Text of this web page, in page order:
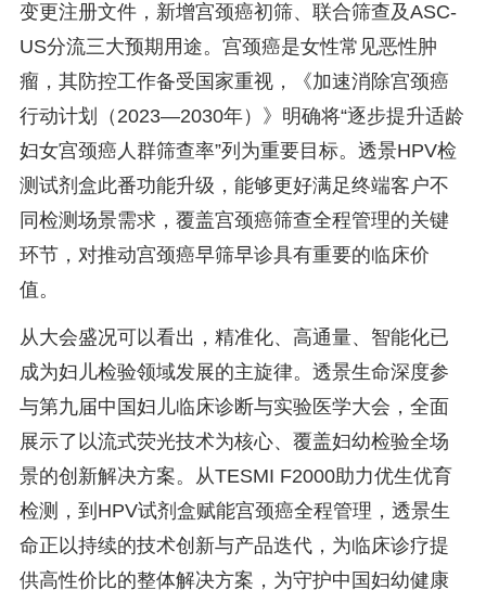
变更注册文件，新增宫颈癌初筛、联合筛查及ASC-
US分流三大预期用途。宫颈癌是女性常见恶性肿
瘤，其防控工作备受国家重视，《加速消除宫颈癌
行动计划（2023—2030年）》明确将“逐步提升适龄
妇女宫颈癌人群筛查率”列为重要目标。透景HPV检
测试剂盒此番功能升级，能够更好满足终端客户不
同检测场景需求，覆盖宫颈癌筛查全程管理的关键
环节，对推动宫颈癌早筛早诊具有重要的临床价
值。
从大会盛况可以看出，精准化、高通量、智能化已
成为妇儿检验领域发展的主旋律。透景生命深度参
与第九届中国妇儿临床诊断与实验医学大会，全面
展示了以流式荧光技术为核心、覆盖妇幼检验全场
景的创新解决方案。从TESMI F2000助力优生优育
检测，到HPV试剂盒赋能宫颈癌全程管理，透景生
命正以持续的技术创新与产品迭代，为临床诊疗提
供高性价比的整体解决方案，为守护中国妇幼健康